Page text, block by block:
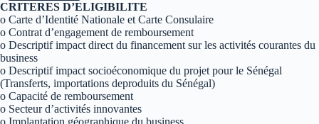
CRITERES D’ELIGIBILITE
o Carte d’Identité Nationale et Carte Consulaire
o Contrat d’engagement de remboursement
o Descriptif impact direct du financement sur les activités courantes du
business
o Descriptif impact socioéconomique du projet pour le Sénégal
(Transferts, importations deproduits du Sénégal)
o Capacité de remboursement
o Secteur d’activités innovantes